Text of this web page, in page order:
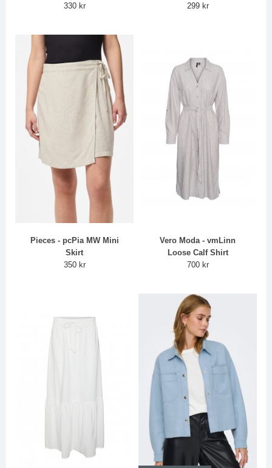
330 kr
299 kr
Pieces - pcPia MW Mini
Skirt
350 kr
Vero Moda - vmLinn
Loose Calf Shirt
700 kr